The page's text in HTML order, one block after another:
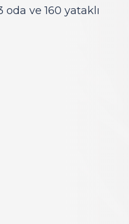
ve 160 yataklı